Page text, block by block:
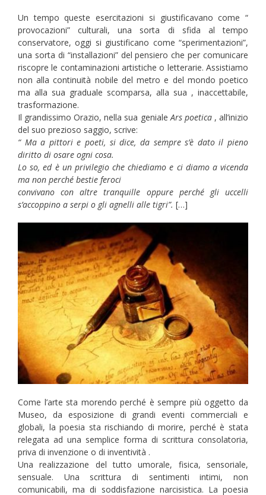
Un tempo queste esercitazioni si giustificavano come “
provocazioni” culturali, una sorta di sfida al tempo
conservatore, oggi si giustificano come “sperimentazioni”,
una sorta di “installazioni” del pensiero che per comunicare
riscopre le contaminazioni artistiche o letterarie. Assistiamo
non alla continuità nobile del metro e del mondo poetico
ma alla sua graduale scomparsa, alla sua , inaccettabile,
trasformazione.
Il grandissimo Orazio, nella sua genialeArs poetica, all’inizio
del suo prezioso saggio, scrive:
“ Ma a pittori e poeti, si dice, da sempre s’è dato il pieno
diritto di osare ogni cosa.
Lo so, ed è un privilegio che chiediamo e ci diamo a vicenda
ma non perché bestie feroci
convivano con altre tranquille oppure perché gli uccelli
s’accoppino a serpi o gli agnelli alle tigri”. […]
Come l’arte sta morendo perché è sempre più oggetto da
Museo, da esposizione di grandi eventi commerciali e
globali, la poesia sta rischiando di morire, perché è stata
relegata ad una semplice forma di scrittura consolatoria,
priva di invenzione o di inventività .
Una realizzazione del tutto umorale, fisica, sensoriale,
sensuale. Una scrittura di sentimenti intimi, non
comunicabili, ma di soddisfazione narcisistica. La poesia